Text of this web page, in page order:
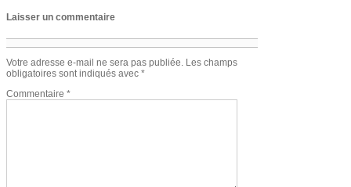
Laisser un commentaire
Votre adresse e-mail ne sera pas publiée. Les champs
obligatoires sont indiqués avec *
Commentaire *